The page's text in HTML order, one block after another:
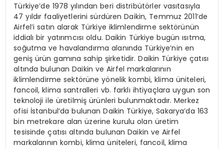
Türkiye’de 1978 yılından beri distribütörler vasıtasıyla
47 yıldır faaliyetlerini sürdüren Daikin, Temmuz 2011’de
Airfel’i satın alarak Türkiye iklimlendirme sektörünün
iddialı bir yatırımcısı oldu. Daikin Türkiye bugün ısıtma,
soğutma ve havalandırma alanında Türkiye’nin en
geniş ürün gamına sahip şirketidir. Daikin Türkiye çatısı
altında bulunan Daikin ve Airfel markalarının
iklimlendirme sektörüne yönelik kombi, klima üniteleri,
fancoil, klima santralleri vb. farklı ihtiyaçlara uygun son
teknoloji ile üretilmiş ürünleri bulunmaktadır. Merkez
ofisi İstanbul’da bulunan Daikin Türkiye, Sakarya’da 163
bin metrekare alan üzerine kurulu olan üretim
tesisinde çatısı altında bulunan Daikin ve Airfel
markalarının kombi, klima üniteleri, fancoil, klima